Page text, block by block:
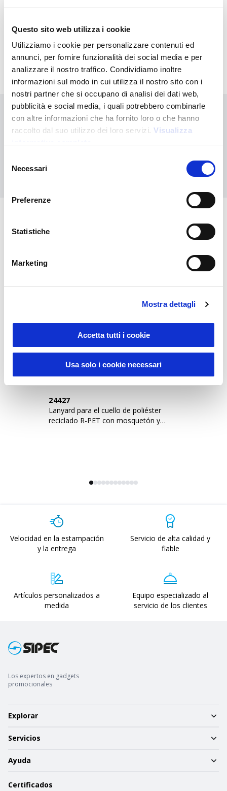
Questo sito web utilizza i cookie
Utilizziamo i cookie per personalizzare contenuti ed
annunci, per fornire funzionalità dei social media e per
analizzare il nostro traffico. Condividiamo inoltre
informazioni sul modo in cui utilizza il nostro sito con i
nostri partner che si occupano di analisi dei dati web,
pubblicità e social media, i quali potrebbero combinarle
con altre informazioni che ha fornito loro o che hanno
raccolto dal suo utilizzo dei loro servizi. Visualizza
delNecessari
Preferenze
Statistiche
Marketing
Mostra dettagli
Accetta tutti i cookie
Usa solo i cookie necessari
Precio
1,100€ 1,100€ 1,100€ 1,100€ 1,100€ 1,100€
Precio
impreso
2,183 € 2,130 € 2,078
¿No has encontrado lo que buscabas?
Contáctanos para recibir asistencia o haz tu pedido
También puede interesarle
24427
Lanyard para el cuello de poliéster
reciclado R-PET con mosquetón y
Velocidad en la estampación
y la entrega
Servicio de alta calidad y
fiable
Artículos personalizados a
medida
Equipo especializado al
servicio de los clientes
Los expertos en gadgets
promocionales
Explorar
Servicios
Ayuda
Certificados